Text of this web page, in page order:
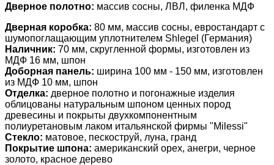
Дверное полотно: массив сосны, ЛВЛ, филенка МДФ
Дверная коробка: 80 мм, массив сосны, евростандарт с
шумопоглащающим уплотнителем Shlegel (Германия)
Наличник: 70 мм, скругленной формы, изготовлен из
МДФ 16 мм, шпон
Доборная панель: ширина 100 мм - 150 мм, изготовлен
из МДФ 10 мм, шпон
Отделка: дверное полотно и погонажные изделия
облицованы натуральным шпоном ценных пород
древесины и покрыты двухкомпонентным
полиуретановым лаком итальянской фирмы "Milessi"
Стекло: матовое, пескоструй, луна, гранд
Покрытие шпона: американский орех, анегри, черное
золото, красное дерево